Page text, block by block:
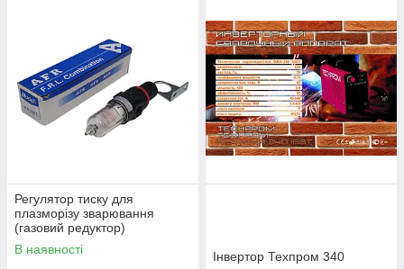
Регулятор тиску для
плазморізу зварювання
(газовий редуктор)
В наявності
Інвертор Техпром 340